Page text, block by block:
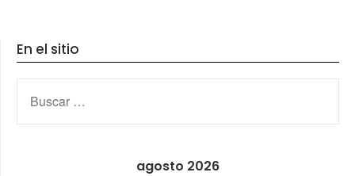
En el sitio
agosto 2026